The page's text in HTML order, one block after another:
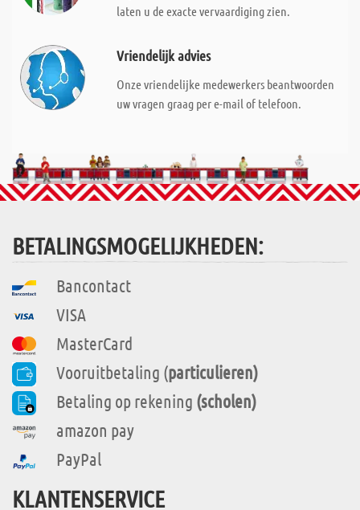
laten u de exacte vervaardiging zien.
Vriendelijk advies
Onze vriendelijke medewerkers beantwoorden
uw vragen graag per e-mail of telefoon.
BETALINGSMOGELIJKHEDEN:
Bancontact
VISA
MasterCard
Vooruitbetaling (particulieren)
Betaling op rekening (scholen)
amazon pay
PayPal
KLANTENSERVICE